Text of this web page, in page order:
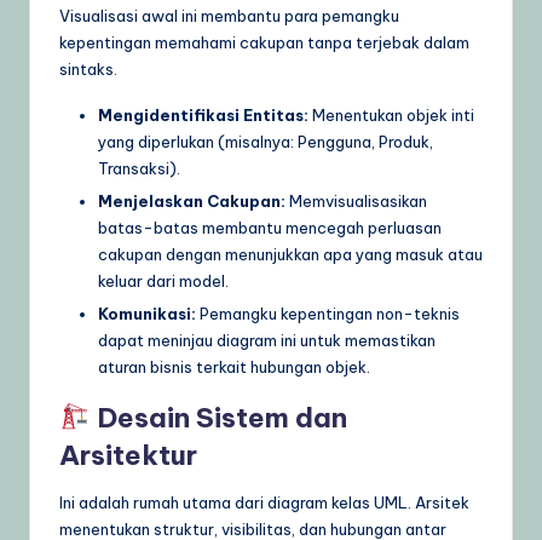
Visualisasi awal ini membantu para pemangku
kepentingan memahami cakupan tanpa terjebak dalam
sintaks.
Mengidentifikasi Entitas: Menentukan objek inti
yang diperlukan (misalnya: Pengguna, Produk,
Transaksi).
Menjelaskan Cakupan: Memvisualisasikan
batas-batas membantu mencegah perluasan
cakupan dengan menunjukkan apa yang masuk atau
keluar dari model.
Komunikasi: Pemangku kepentingan non-teknis
dapat meninjau diagram ini untuk memastikan
aturan bisnis terkait hubungan objek.
Desain Sistem dan
Arsitektur
Ini adalah rumah utama dari diagram kelas UML. Arsitek
menentukan struktur, visibilitas, dan hubungan antar